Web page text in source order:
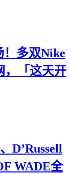
！多双Nike
，「这天开
D’Russell
WADE全